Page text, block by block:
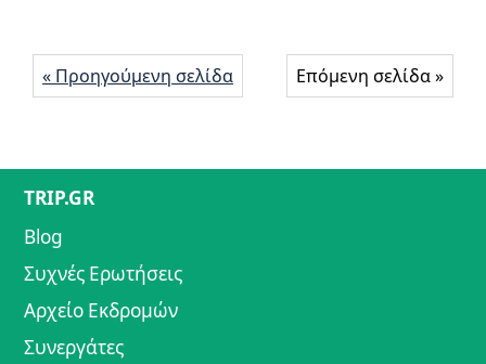
« Προηγούμενη σελίδα Επόμενη σελίδα »
TRIP.GR
Blog
Συχνές Ερωτήσεις
Αρχείο Εκδρομών
Συνεργάτες